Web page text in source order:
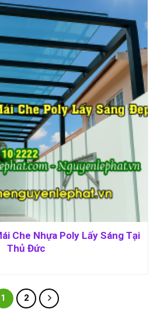
Che Nhựa Poly Lấy Sáng Tại
Thủ Đức
1 2